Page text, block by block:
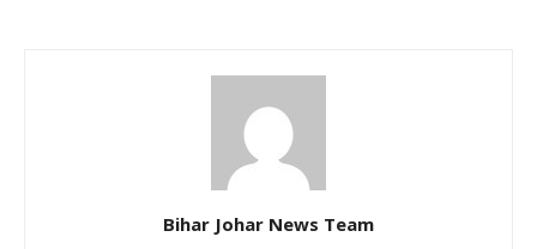
Bihar Johar News Team